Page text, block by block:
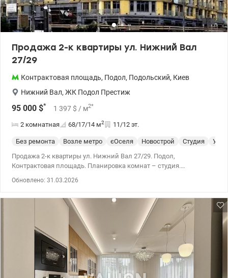
Продажа 2-к квартиры ул. Нижний Вал
27/29
Контрактовая площадь, Подол, Подольский, Киев
Нижний Вал, ЖК Подол Престиж
95 000 $* 1 397 $ / м2*
2 комнатная 68/17/14 м2 11/12 эт.
Без ремонта Возле метро єОселя Новострой Студия
Продажа 2-к квартиры ул. Нижний Вал 27/29. Подол,
Контрактовая площадь. Планировка комнат – студия.
10 80 valion.ua/1133649
Обновлено: 31.03.2026